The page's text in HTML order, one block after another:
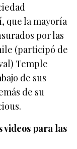
que la mayoría
por las
(participó de
Temple
de sus
de su
videos para las